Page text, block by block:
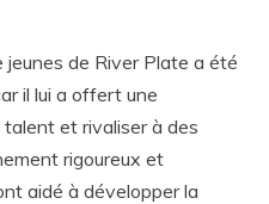
jeunes de River Plate a été
il lui a offert une
et rivaliser à des
rigoureux et
aidé à développer la